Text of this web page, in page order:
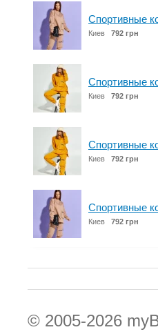
Спортивные
Киев 792 грн
Спортивные
Киев 792 грн
Спортивные
Киев 792 грн
Спортивные
Киев 792 грн
© 2005-2026